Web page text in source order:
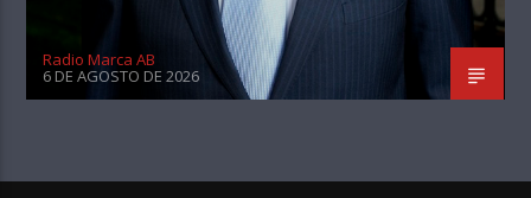
Radio Marca AB
6 DE AGOSTO DE 2026